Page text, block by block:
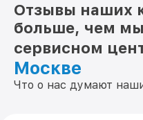
Отзывы наших
больше, чем
сервисном
Москве
Что о нас думают